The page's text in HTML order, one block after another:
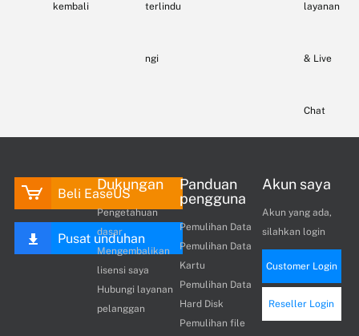
kembali terlindu
ngi
layanan
& Live
Chat
Beli EaseUS
Pusat unduhan
Dukungan
Pengetahuan
dasar
Mengembalikan
lisensi saya
Hubungi layanan
pelanggan
Panduan
pengguna
Pemulihan Data
Pemulihan Data
Kartu
Pemulihan Data
Hard Disk
Pemulihan file
Akun saya
Akun yang ada,
silahkan login
Customer Login
Reseller Login